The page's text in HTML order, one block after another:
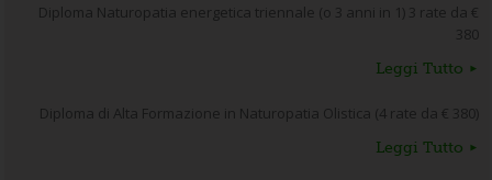
Diploma Naturopatia energetica triennale (o 3 anni in 1) 3 rate da €
380
Leggi Tutto
Diploma di Alta Formazione in Naturopatia Olistica (4 rate da € 380)
Leggi Tutto